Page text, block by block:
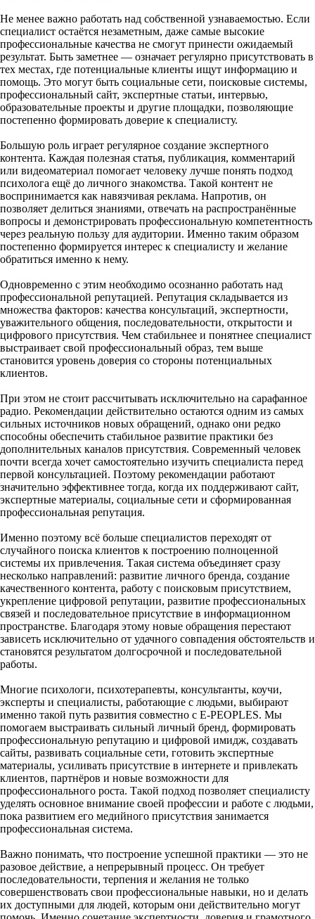
Не менее важно работать над собственной узнаваемостью. Если
специалист остаётся незаметным, даже самые высокие
профессиональные качества не смогут принести ожидаемый
результат. Быть заметнее — означает регулярно присутствовать в
тех местах, где потенциальные клиенты ищут информацию и
помощь. Это могут быть социальные сети, поисковые системы,
профессиональный сайт, экспертные статьи, интервью,
образовательные проекты и другие площадки, позволяющие
постепенно формировать доверие к специалисту.
Большую роль играет регулярное создание экспертного
контента. Каждая полезная статья, публикация, комментарий
или видеоматериал помогает человеку лучше понять подход
психолога ещё до личного знакомства. Такой контент не
воспринимается как навязчивая реклама. Напротив, он
позволяет делиться знаниями, отвечать на распространённые
вопросы и демонстрировать профессиональную компетентность
через реальную пользу для аудитории. Именно таким образом
постепенно формируется интерес к специалисту и желание
обратиться именно к нему.
Одновременно с этим необходимо осознанно работать над
профессиональной репутацией. Репутация складывается из
множества факторов: качества консультаций, экспертности,
уважительного общения, последовательности, открытости и
цифрового присутствия. Чем стабильнее и понятнее специалист
выстраивает свой профессиональный образ, тем выше
становится уровень доверия со стороны потенциальных
клиентов.
При этом не стоит рассчитывать исключительно на сарафанное
радио. Рекомендации действительно остаются одним из самых
сильных источников новых обращений, однако они редко
способны обеспечить стабильное развитие практики без
дополнительных каналов присутствия. Современный человек
почти всегда хочет самостоятельно изучить специалиста перед
первой консультацией. Поэтому рекомендации работают
значительно эффективнее тогда, когда их поддерживают сайт,
экспертные материалы, социальные сети и сформированная
профессиональная репутация.
Именно поэтому всё больше специалистов переходят от
случайного поиска клиентов к построению полноценной
системы их привлечения. Такая система объединяет сразу
несколько направлений: развитие личного бренда, создание
качественного контента, работу с поисковым присутствием,
укрепление цифровой репутации, развитие профессиональных
связей и последовательное присутствие в информационном
пространстве. Благодаря этому новые обращения перестают
зависеть исключительно от удачного совпадения обстоятельств и
становятся результатом долгосрочной и последовательной
работы.
Многие психологи, психотерапевты, консультанты, коучи,
эксперты и специалисты, работающие с людьми, выбирают
именно такой путь развития совместно с E-PEOPLES. Мы
помогаем выстраивать сильный личный бренд, формировать
профессиональную репутацию и цифровой имидж, создавать
сайты, развивать социальные сети, готовить экспертные
материалы, усиливать присутствие в интернете и привлекать
клиентов, партнёров и новые возможности для
профессионального роста. Такой подход позволяет специалисту
уделять основное внимание своей профессии и работе с людьми,
пока развитием его медийного присутствия занимается
профессиональная система.
Важно понимать, что построение успешной практики — это не
разовое действие, а непрерывный процесс. Он требует
последовательности, терпения и желания не только
совершенствовать свои профессиональные навыки, но и делать
их доступными для людей, которым они действительно могут